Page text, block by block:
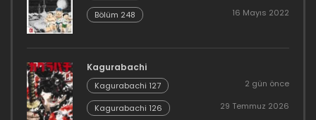
Bölüm 248 16 Mayıs 2022
Kagurabachi
Kagurabachi 127 2 gün önce
Kagurabachi 126 29 Temmuz 2026